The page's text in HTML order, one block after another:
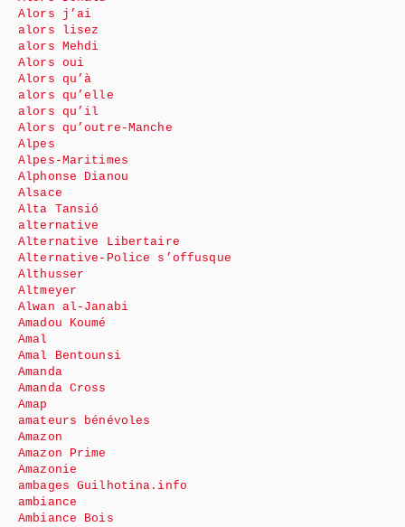
Alors j’ai
alors lisez
alors Mehdi
Alors oui
Alors qu’à
alors qu’elle
alors qu’il
Alors qu’outre-Manche
Alpes
Alpes-Maritimes
Alphonse Dianou
Alsace
Alta Tansió
alternative
Alternative Libertaire
Alternative-Police s’offusque
Althusser
Altmeyer
Alwan al-Janabi
Amadou Koumé
Amal
Amal Bentounsi
Amanda
Amanda Cross
Amap
amateurs bénévoles
Amazon
Amazon Prime
Amazonie
ambages Guilhotina.info
ambiance
Ambiance Bois